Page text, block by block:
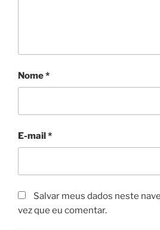
Nome*
E-mail*
Salvar meus dados neste
vez que eu comentar.